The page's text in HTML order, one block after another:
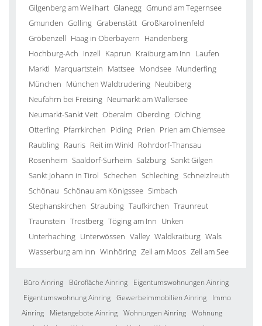
Gilgenberg am Weilhart Glanegg Gmund am Tegernsee
Gmunden Golling Grabenstätt Großkarolinenfeld
Gröbenzell Haag in Oberbayern Handenberg
Hochburg-Ach Inzell Kaprun Kraiburg am Inn Laufen
Marktl Marquartstein Mattsee Mondsee Munderfing
München München Waldtrudering Neubiberg
Neufahrn bei Freising Neumarkt am Wallersee
Neumarkt-Sankt Veit Oberalm Oberding Olching
Otterfing Pfarrkirchen Piding Prien Prien am Chiemsee
Raubling Rauris Reit im Winkl Rohrdorf-Thansau
Rosenheim Saaldorf-Surheim Salzburg Sankt Gilgen
Sankt Johann in Tirol Schechen Schleching Schneizlreuth
Schönau Schönau am Königssee Simbach
Stephanskirchen Straubing Taufkirchen Traunreut
Traunstein Trostberg Töging am Inn Unken
Unterhaching Unterwössen Valley Waldkraiburg Wals
Wasserburg am Inn Winhöring Zell am Moos Zell am See
Büro Ainring Bürofläche Ainring
Eigentumswohnungen Ainring
Eigentumswohnung Ainring Gewerbeimmobilien Ainring
Immo
Ainring
Mietangebote Ainring Wohnungen Ainring Wohnung